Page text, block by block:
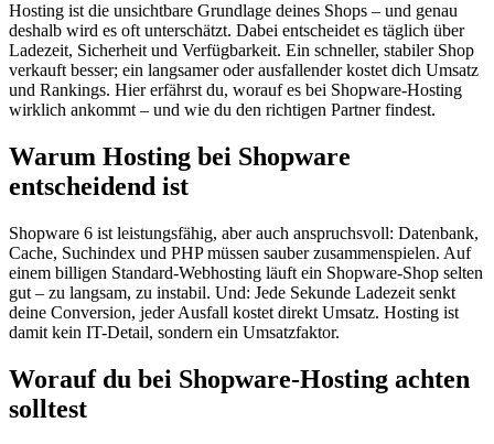
Hosting ist die unsichtbare Grundlage deines Shops – und genau
deshalb wird es oft unterschätzt. Dabei entscheidet es täglich über
Ladezeit, Sicherheit und Verfügbarkeit. Ein schneller, stabiler Shop
verkauft besser; ein langsamer oder ausfallender kostet dich Umsatz
und Rankings. Hier erfährst du, worauf es bei Shopware-Hosting
wirklich ankommt – und wie du den richtigen Partner findest.
Warum Hosting bei Shopware
entscheidend ist
Shopware 6 ist leistungsfähig, aber auch anspruchsvoll: Datenbank,
Cache, Suchindex und PHP müssen sauber zusammenspielen. Auf
einem billigen Standard-Webhosting läuft ein Shopware-Shop selten
gut – zu langsam, zu instabil. Und: Jede Sekunde Ladezeit senkt
deine Conversion, jeder Ausfall kostet direkt Umsatz. Hosting ist
damit kein IT-Detail, sondern ein Umsatzfaktor.
Worauf du bei Shopware-Hosting achten
solltest